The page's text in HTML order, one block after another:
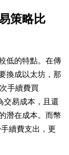
策略比
低的特點。在傳
換成以太坊，那
手續費買
交易成本，且還
潛在成本。而幣
續費支出，更